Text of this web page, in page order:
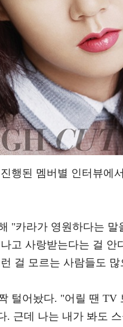
행된 멤버별 인터뷰에
"카라가 영원하다는
고 사랑받는다는 걸
걸 모르는 사람들도
털어놨다. "어릴 땐
. 근데 나는 내가 봐도